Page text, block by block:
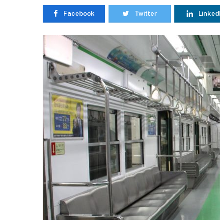
Facebook Twitter